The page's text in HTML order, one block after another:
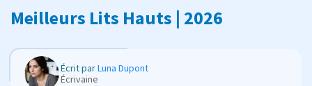
Meilleurs Lits Hauts | 2026
Écrit parLuna Dupont
Écrivaine